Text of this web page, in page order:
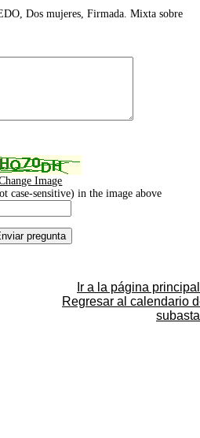
Dos mujeres, Firmada. Mixta sobre
Image
case-sensitive) in the image above
Ir a la página principal
Regresar al calendario